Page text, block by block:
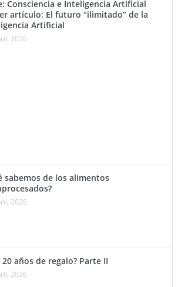
Consciencia e Inteligencia Artificial
artículo: El futuro “ilimitado” de la
Artificial
2026
sabemos de los alimentos
2026
20 años de regalo? Parte II
2026